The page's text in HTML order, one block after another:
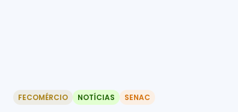
FECOMÉRCIO NOTÍCIAS SENAC